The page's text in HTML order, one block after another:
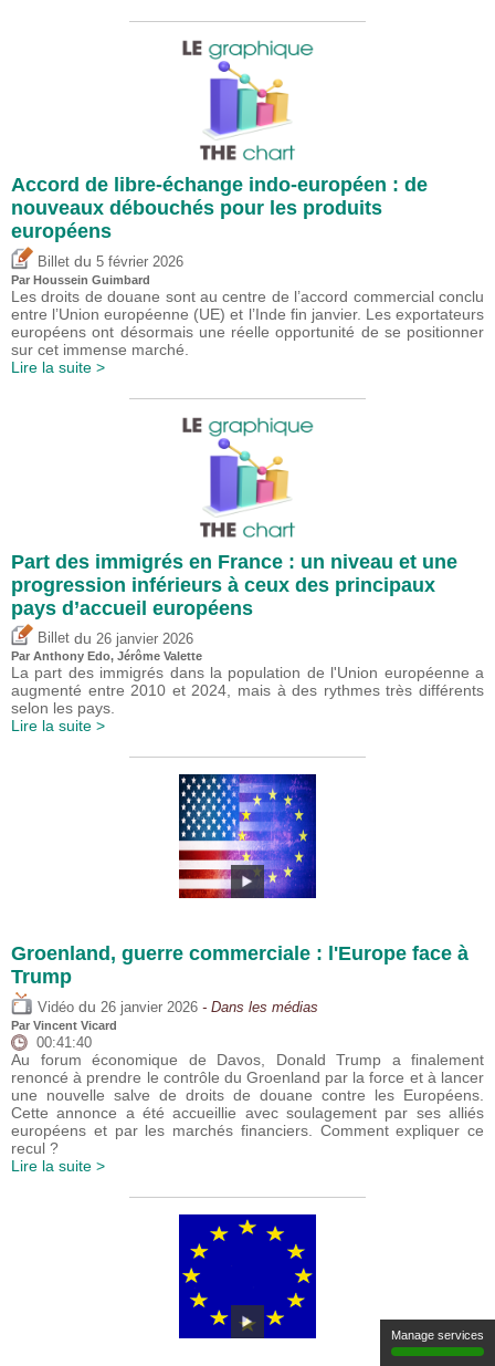
Accord de libre-échange indo-européen : de
nouveaux débouchés pour les produits
européens
Billet du 5 février 2026
Par Houssein Guimbard
Les droits de douane sont au centre de l’accord commercial conclu
entre l’Union européenne (UE) et l’Inde fin janvier. Les exportateurs
européens ont désormais une réelle opportunité de se positionner
sur cet immense marché.
Lire la suite >
Part des immigrés en France : un niveau et une
progression inférieurs à ceux des principaux
pays d’accueil européens
Billet du 26 janvier 2026
Par Anthony Edo, Jérôme Valette
La part des immigrés dans la population de l'Union européenne a
augmenté entre 2010 et 2024, mais à des rythmes très différents
selon les pays.
Lire la suite >
Groenland, guerre commerciale : l'Europe face à
Trump
Vidéo du 26 janvier 2026 - Dans les médias
Par Vincent Vicard
00:41:40
Au forum économique de Davos, Donald Trump a finalement
renoncé à prendre le contrôle du Groenland par la force et à lancer
une nouvelle salve de droits de douane contre les Européens.
Cette annonce a été accueillie avec soulagement par ses alliés
européens et par les marchés financiers. Comment expliquer ce
recul ?
Lire la suite >
Manage services